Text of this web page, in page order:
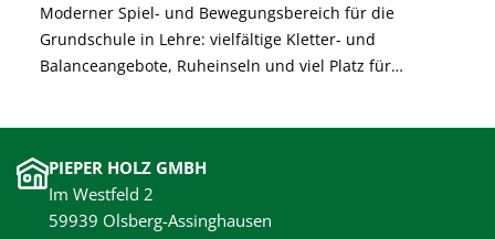
Moderner Spiel- und Bewegungsbereich für die
Grundschule in Lehre: vielfältige Kletter- und
Balanceangebote, Ruheinseln und viel Platz für
für unbeschwertes Spielen.
PIEPER HOLZ GMBH
Im Westfeld 2
59939 Olsberg-Assinghausen